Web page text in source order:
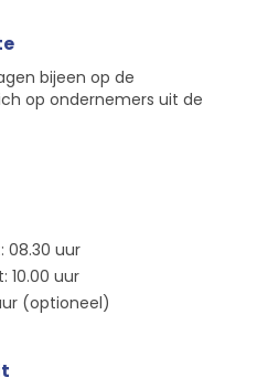
bijeen op de
op ondernemers uit de
08.30 uur
10.00 uur
(optioneel)